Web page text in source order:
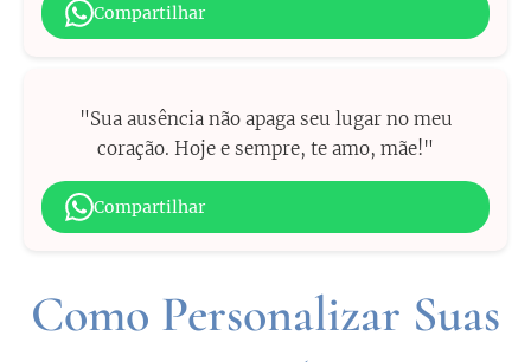
Compartilhar
"Sua ausência não apaga seu lugar no meu
coração. Hoje e sempre, te amo, mãe!"
Compartilhar
Como Personalizar Suas